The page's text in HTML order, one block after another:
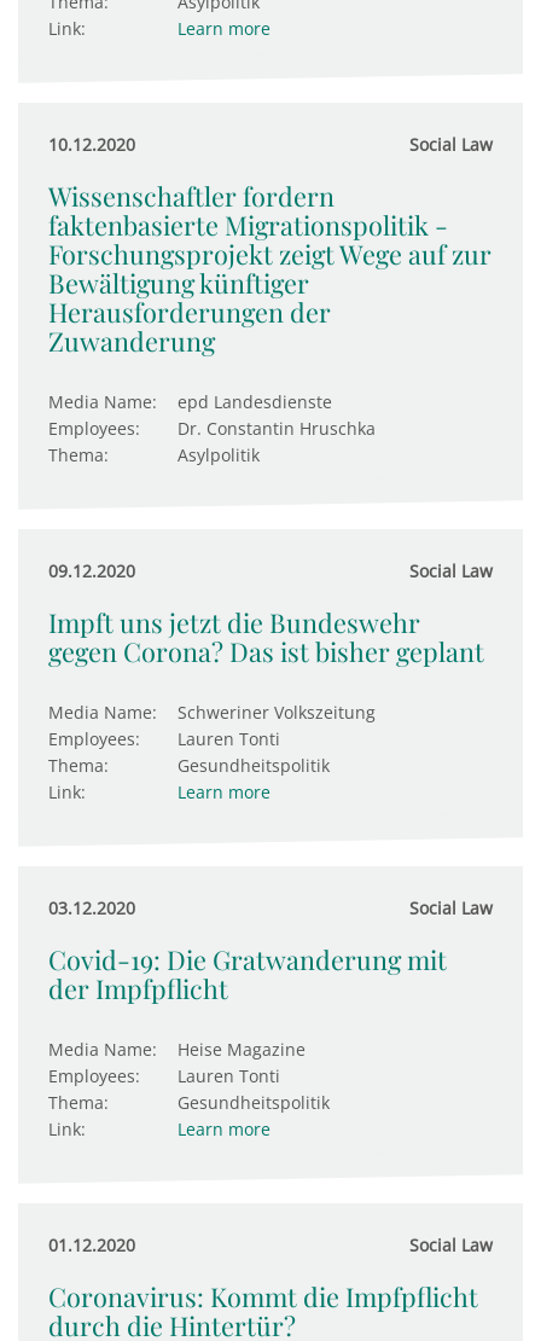
Link:
Learn more
10.12.2020 Social Law
Wissenschaftler fordern
faktenbasierte Migrationspolitik -
Forschungsprojekt zeigt Wege auf zur
Bewältigung künftiger
Herausforderungen der
Zuwanderung
Media Name:
epd Landesdienste
Employees:
Dr. Constantin Hruschka
Thema:
Asylpolitik
09.12.2020 Social Law
Impft uns jetzt die Bundeswehr
gegen Corona? Das ist bisher geplant
Media Name:
Schweriner Volkszeitung
Employees:
Lauren Tonti
Thema:
Gesundheitspolitik
Link:
Learn more
03.12.2020 Social Law
Covid-19: Die Gratwanderung mit
der Impfpflicht
Media Name:
Heise Magazine
Employees:
Lauren Tonti
Thema:
Gesundheitspolitik
Link:
Learn more
01.12.2020 Social Law
Coronavirus: Kommt die Impfpflicht
durch die Hintertür?